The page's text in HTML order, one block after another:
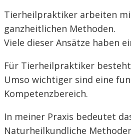
Tierheilpraktiker arbeiten
ganzheitlichen Methoden.
Viele dieser Ansätze haben
Für Tierheilpraktiker
Umso wichtiger sind eine
Kompetenzbereich.
In meiner Praxis bedeutet
Naturheilkundliche